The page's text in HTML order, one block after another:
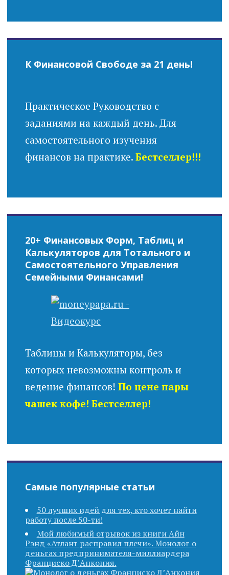
К Финансовой Свободе за 21 день!
Практическое Руководство с
заданиями на каждый день. Для
самостоятельного изучения
финансов на практике. Бестселлер!!!
20+ Финансовых Форм, Таблиц и
Калькуляторов для Тотального и
Самостоятельного Управления
Семейными Финансами!
Таблицы и Калькуляторы, без
которых невозможны контроль и
ведение финансов! По цене пары
чашек кофе! Бестселлер!
Самые популярные статьи
50 лучших идей для тех, кто хочет найти
работу после 50-ти!
Мой любимый отрывок из книги Айн
Рэнд «Атлант расправил плечи». Монолог о
деньгах предпринимателя-миллиардера
Франциско Д’Анкония.